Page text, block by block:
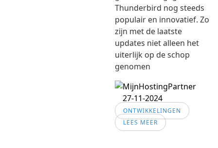
Thunderbird nog steeds
populair en innovatief. Zo
zijn met de laatste
updates niet alleen het
uiterlijk op de schop
genomen
27-11-2024
ONTWIKKELINGEN
LEES MEER